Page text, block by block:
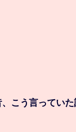
こう言っていた